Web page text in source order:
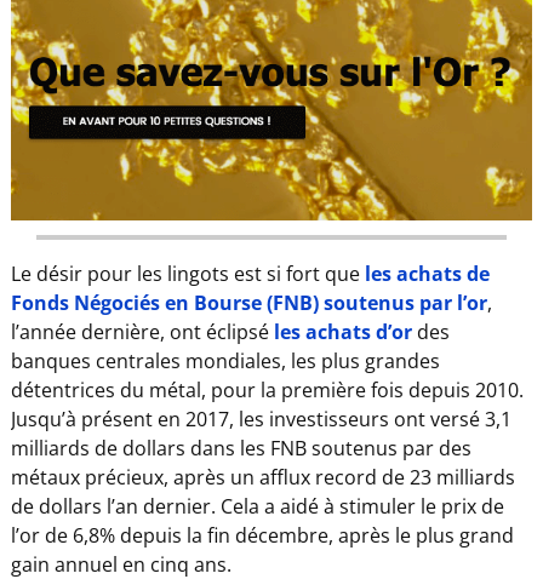
Le désir pour les lingots est si fort que les achats de
Fonds Négociés en Bourse (FNB) soutenus par l’or,
l’année dernière, ont éclipsé les achats d’or des
banques centrales mondiales, les plus grandes
détentrices du métal, pour la première fois depuis 2010.
Jusqu’à présent en 2017, les investisseurs ont versé 3,1
milliards de dollars dans les FNB soutenus par des
métaux précieux, après un afflux record de 23 milliards
de dollars l’an dernier. Cela a aidé à stimuler le prix de
l’or de 6,8% depuis la fin décembre, après le plus grand
gain annuel en cinq ans.